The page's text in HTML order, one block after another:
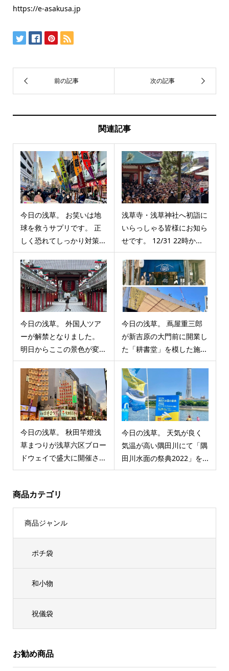
https://e-asakusa.jp
関連記事
今日の浅草。 お笑いは地
球を救うサプリです。 正
しく恐れてしっかり対策...
浅草寺・浅草神社へ初詣に
いらっしゃる皆様にお知ら
せです。 12/31 22時か...
今日の浅草。 外国人ツア
ーが解禁となりました。
明日からここの景色が変...
今日の浅草。 蔦屋重三郎
が新吉原の大門前に開業し
た「耕書堂」を模した施...
今日の浅草。 秋田竿燈浅
草まつりが浅草六区ブロー
ドウェイで盛大に開催さ...
今日の浅草。 天気が良く
気温が高い隅田川にて「隅
田川水面の祭典2022」を...
商品カテゴリ
商品ジャンル
ポチ袋
和小物
祝儀袋
お勧め商品